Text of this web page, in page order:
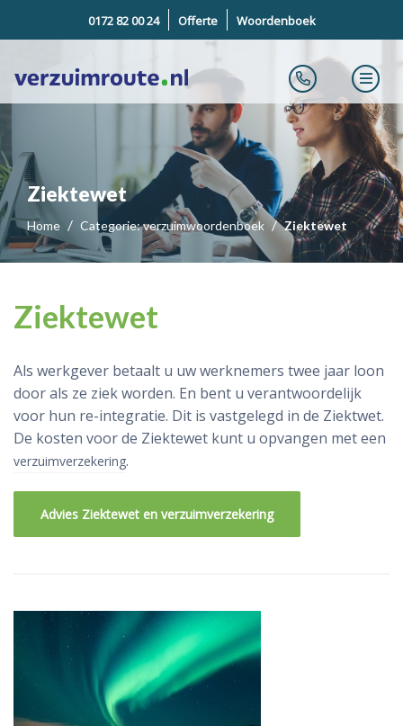
0172 82 00 24 Offerte Woordenboek
Ziektewet
Home Categorie: verzuimwoordenboek Ziektewet
Ziektewet
Als werkgever betaalt u uw werknemers twee jaar loon
door als ze ziek worden. En bent u verantwoordelijk
voor hun re-integratie. Dit is vastgelegd in de Ziektwet.
De kosten voor de Ziektewet kunt u opvangen met een
verzuimverzekering.
Advies Ziektewet en verzuimverzekering